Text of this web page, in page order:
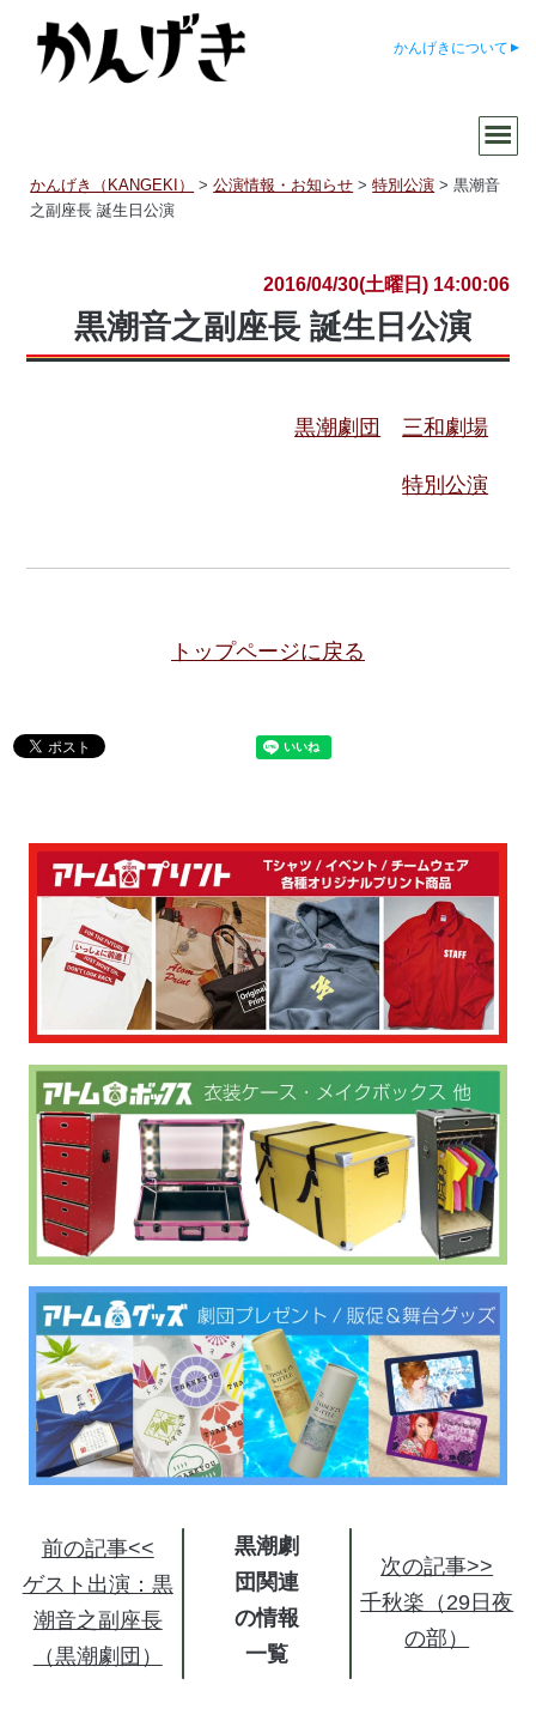
かんげきについて
かんげき（KANGEKI） >公演情報・お知らせ >特別公演 >黒潮音
之副座長 誕生日公演
2016/04/30(土曜日) 14:00:06
黒潮音之副座長 誕生日公演
黒潮劇団 三和劇場
特別公演
トップページに戻る
前の記事<<
ゲスト出演：黒
潮音之副座長
（黒潮劇団）
黒潮劇
団関連
の情報
次の記事>>
千秋楽（29日夜
の部）